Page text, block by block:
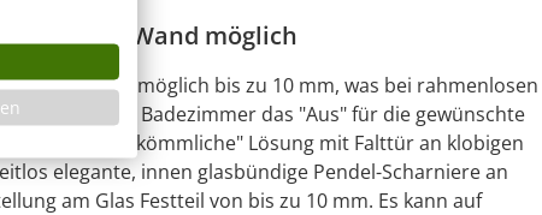
schiefer Wand möglich
Wänden ist möglich bis zu 10 mm, was bei rahmenlosen
Wand im Badezimmer das "Aus" für die gewünschte
wird die "herkömmliche" Lösung mit Falttür an klobigen
elegante, innen glasbündige Pendel-Scharniere an
am Glas Festteil von bis zu 10 mm. Es kann auf